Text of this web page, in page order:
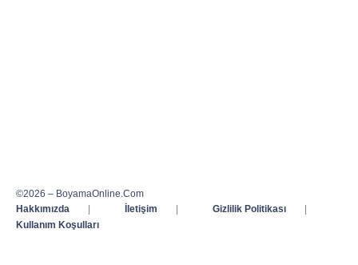
©2026 – BoyamaOnline.Com
Hakkımızda
| İletişim | Gizlilik Politikası
|
Kullanım Koşulları